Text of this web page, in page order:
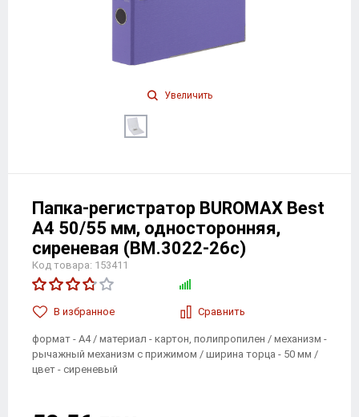
Увеличить
Папка-регистратор BUROMAX Best
А4 50/55 мм, односторонняя,
сиреневая (BM.3022-26c)
Код товара: 153411
В избранноe Сравнить
формат - А4 / материал - картон, полипропилен / механизм -
рычажный механизм с прижимом / ширина торца - 50 мм /
цвет - сиреневый